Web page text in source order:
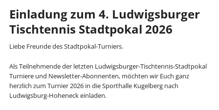
Einladung zum 4. Ludwigsburger
Tischtennis Stadtpokal 2026
Liebe Freunde des Stadtpokal-Turniers.
Als Teilnehmende der letzten Ludwigsburger-Tischtennis-Stadtpokal
Turniere und Newsletter-Abonnenten, möchten wir Euch ganz
herzlich zum Turnier 2026 in die Sporthalle Kugelberg nach
Ludwigsburg-Hoheneck einladen.